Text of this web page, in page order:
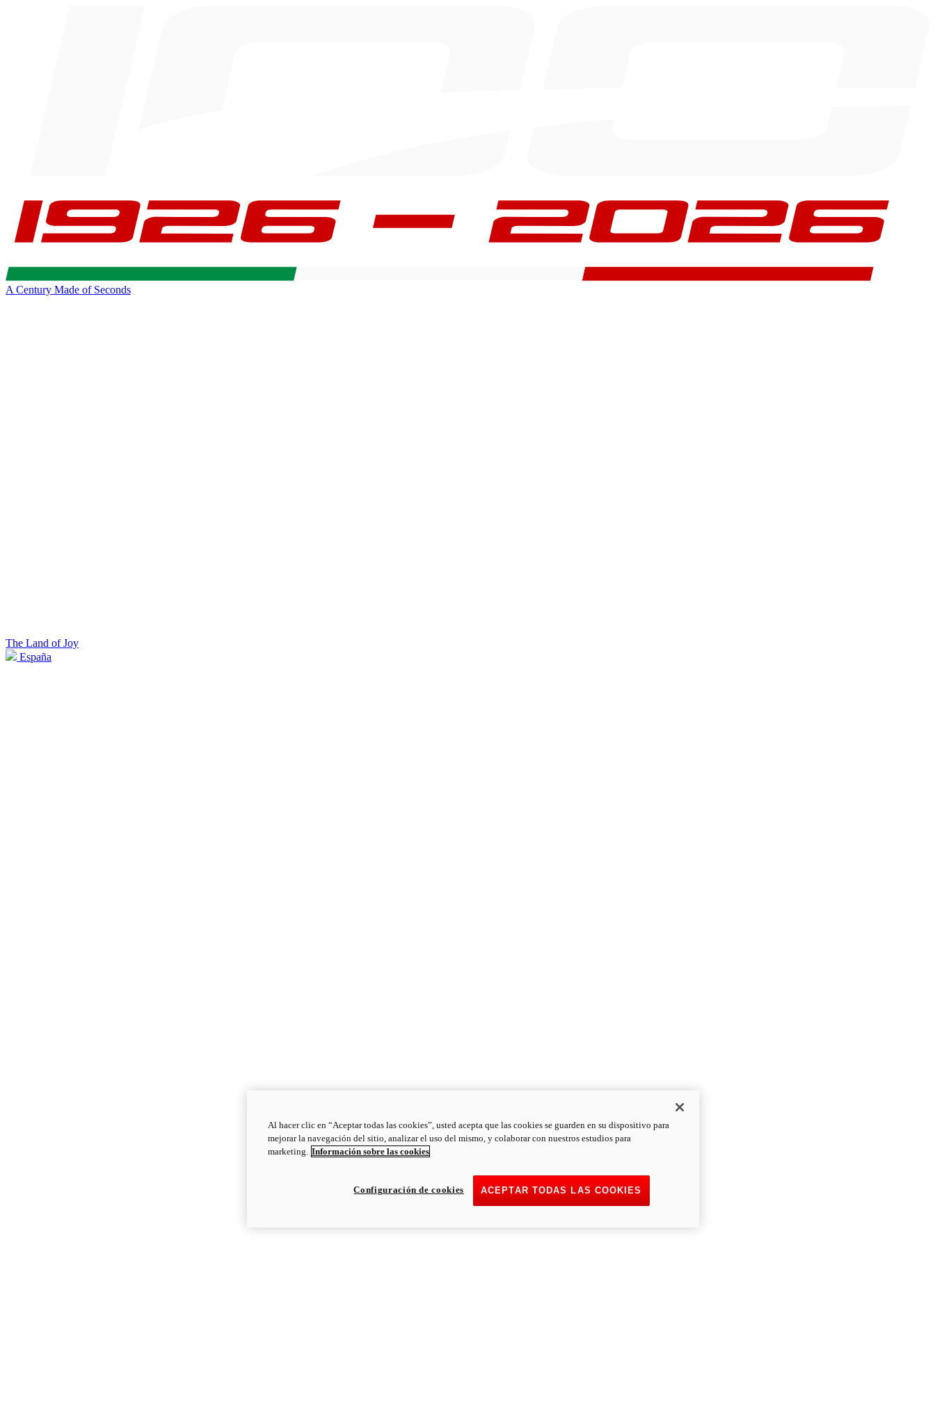
A Century Made of Seconds
The Land of Joy
España
Al hacer clic en “Aceptar todas las cookies”, usted acepta que las cookies se guarden en su dispositivo para
mejorar la navegación del sitio, analizar el uso del mismo, y colaborar con nuestros estudios para
marketing. Información sobre las cookies
ACEPTAR TODAS LAS COOKIES
Configuración de cookies